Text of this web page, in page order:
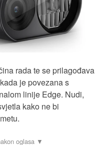
rada te se prilagođava
je povezana s
linije Edge. Nudi,
kako ne bi